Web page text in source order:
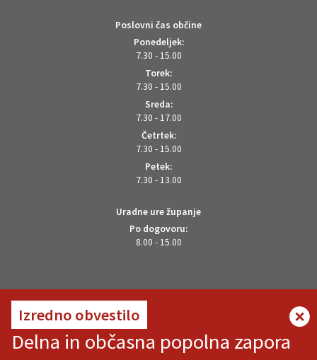
Izredno obvestilo
Delna in občasna popolna zapora
Poslovni čas občine
Ponedeljek:
7.30 - 15.00
Torek:
7.30 - 15.00
Sreda:
7.30 - 17.00
Četrtek:
7.30 - 15.00
Petek:
7.30 - 13.00
Uradne ure županje
Po dogovoru:
8.00 - 15.00